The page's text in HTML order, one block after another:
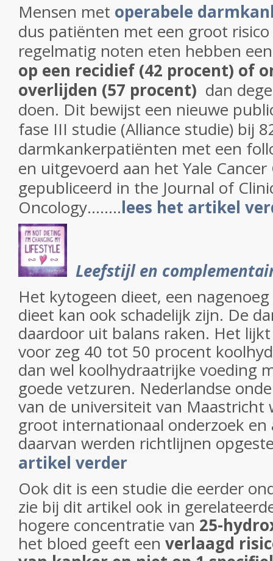
Mensen met operabele
dus patiënten met een groot
regelmatig noten eten hebben
op een recidief (42 procent) of
overlijden (57 procent) dan
doen. Dit bewijst een nieuwe
fase III studie (Alliance studie) bij
darmkankerpatiënten met een
en uitgevoerd aan het Yale
gepubliceerd in the Journal of
Oncology........lees het artikel
Leefstijl en
Het kytogeen dieet, een
dieet kan ook schadelijk zijn. De
daardoor uit balans raken. Het
voor zeg 40 tot 50 procent
dan wel koolhydraatrijke voeding
goede vetzuren. Nederlandse
van de universiteit van Maastricht
groot internationaal onderzoek en
daarvan werden richtlijnen
artikel verder
Ook dit is een studie die eerder
zie bij dit artikel ook in
hogere concentratie van 25-
het bloed geeft een verlaagd